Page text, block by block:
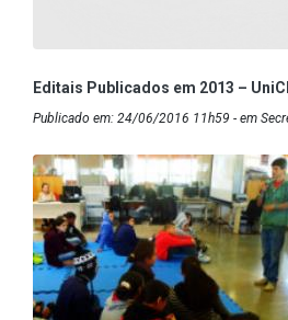
Editais Publicados em 2013 –
Publicado em: 24/06/2016 11h59 - em